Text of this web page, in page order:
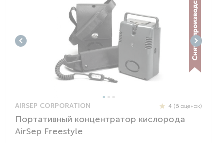
AIRSEP CORPORATION 4 (6 оценок)
Портативный концентратор кислорода
AirSep Freestyle